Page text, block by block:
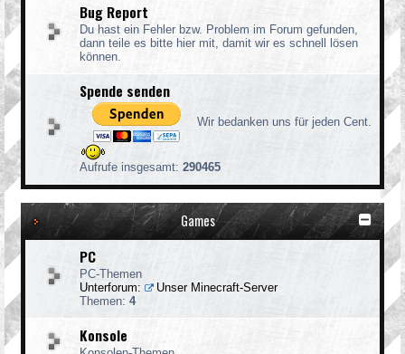
Bug Report
Du hast ein Fehler bzw. Problem im Forum gefunden,
dann teile es bitte hier mit, damit wir es schnell lösen
können.
Spende senden
Wir bedanken uns für jeden Cent.
Aufrufe insgesamt: 290465
Games
PC
PC-Themen
Unterforum:
Unser Minecraft-Server
Themen: 4
Konsole